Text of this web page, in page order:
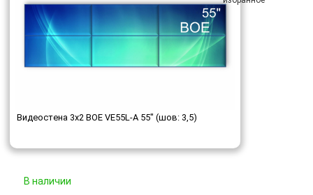
Видеостена 3x2 BOE VE55L-A 55" (шов: 3,5)
В наличии